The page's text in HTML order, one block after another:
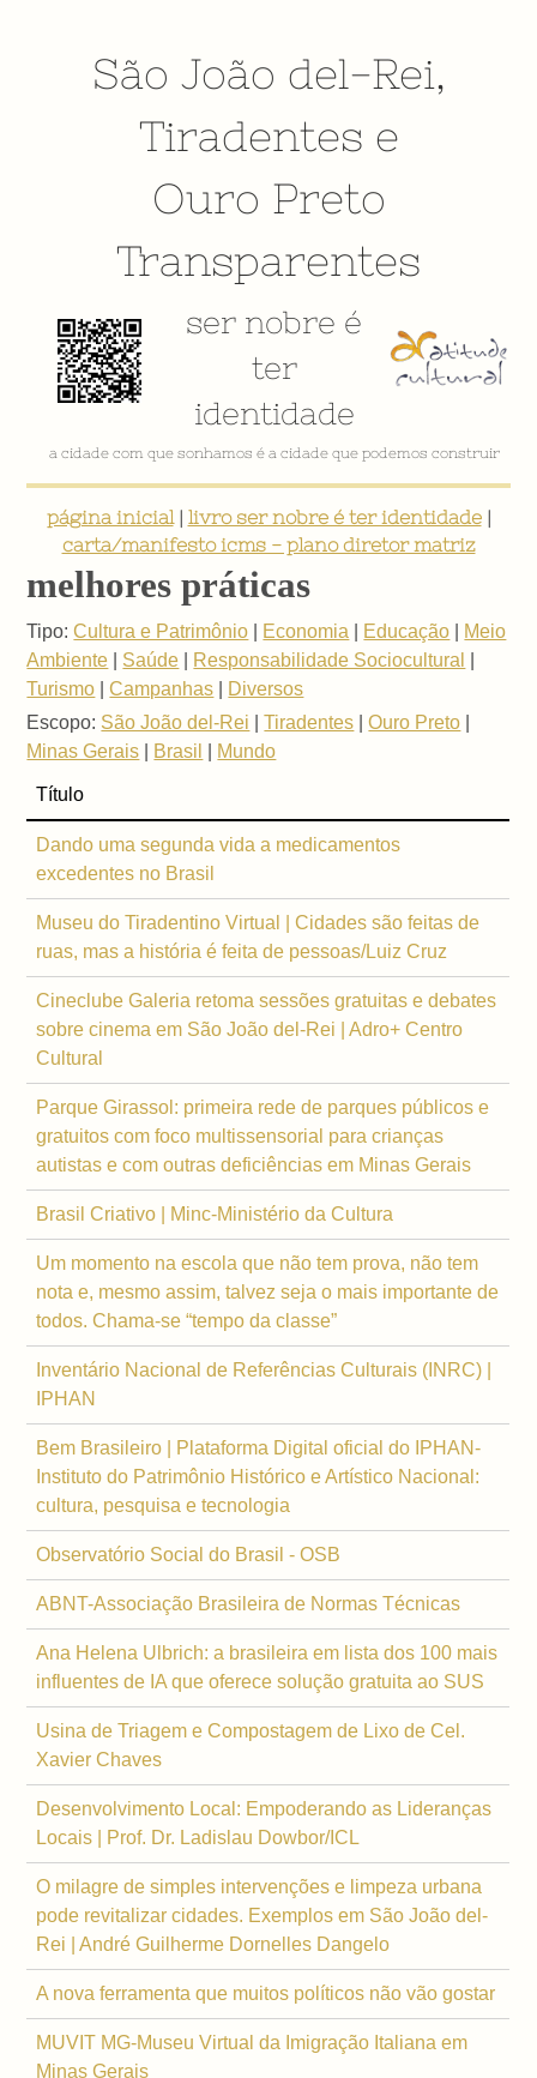
São João del-Rei,
Tiradentes e
Ouro Preto
Transparentes
ser nobre é
ter
identidade
a cidade com que sonhamos é a cidade que podemos construir
página inicial| livro ser nobre é ter identidade|
carta/manifesto icms - plano diretor matriz
melhores práticas
Tipo: Cultura e Patrimônio Economia Educação
Meio
Ambiente
Saúde Responsabilidade Sociocultural
Turismo |Campanhas
Diversos
Escopo: São João del-Rei |Tiradentes |Ouro Preto
Minas Gerais
Brasil Mundo
Título
Dando uma segunda vida a medicamentos
excedentes no Brasil
Museu do Tiradentino Virtual | Cidades são feitas de
ruas, mas a história é feita de pessoas/Luiz Cruz
Cineclube Galeria retoma sessões gratuitas e debates
sobre cinema em São João del-Rei | Adro+ Centro
Cultural
Parque Girassol: primeira rede de parques públicos e
gratuitos com foco multissensorial para crianças
autistas e com outras deficiências em Minas Gerais
Brasil Criativo | Minc-Ministério da Cultura
Um momento na escola que não tem prova, não tem
nota e, mesmo assim, talvez seja o mais importante de
todos. Chama-se “tempo da classe”
Inventário Nacional de Referências Culturais (INRC) |
IPHAN
Bem Brasileiro | Plataforma Digital oficial do IPHAN-
Instituto do Patrimônio Histórico e Artístico Nacional:
cultura, pesquisa e tecnologia
Observatório Social do Brasil - OSB
ABNT-Associação Brasileira de Normas Técnicas
Ana Helena Ulbrich: a brasileira em lista dos 100 mais
influentes de IA que oferece solução gratuita ao SUS
Usina de Triagem e Compostagem de Lixo de Cel.
Xavier Chaves
Desenvolvimento Local: Empoderando as Lideranças
Locais | Prof. Dr. Ladislau Dowbor/ICL
O milagre de simples intervenções e limpeza urbana
pode revitalizar cidades. Exemplos em São João del-
Rei | André Guilherme Dornelles Dangelo
A nova ferramenta que muitos políticos não vão gostar
MUVIT MG-Museu Virtual da Imigração Italiana em
Minas Gerais